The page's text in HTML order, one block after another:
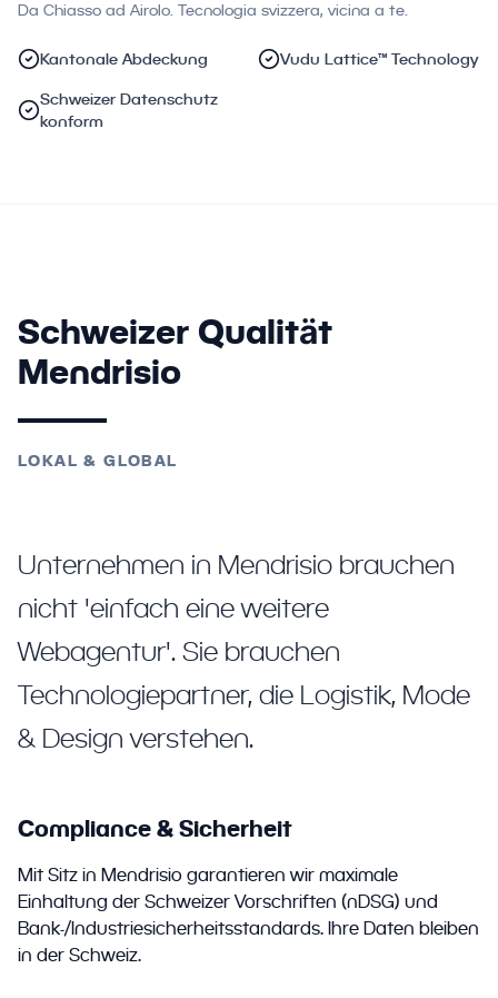
Da Chiasso ad Airolo. Tecnologia svizzera, vicina a te.
Kantonale Abdeckung Vudu Lattice™ Technology
Schweizer Datenschutz
konform
Schweizer Qualität
Mendrisio
LOKAL & GLOBAL
Unternehmen in Mendrisio brauchen
nicht 'einfach eine weitere
Webagentur'. Sie brauchen
Technologiepartner, die Logistik, Mode
& Design verstehen.
Compliance & Sicherheit
Mit Sitz in Mendrisio garantieren wir maximale
Einhaltung der Schweizer Vorschriften (nDSG) und
Bank-/Industriesicherheitsstandards. Ihre Daten bleiben
in der Schweiz.